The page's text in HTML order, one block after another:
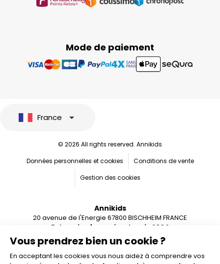
Mode de paiement
Vous prendrez bien un cookie ?
En acceptant les cookies vous nous aidez à comprendre vos
France
© 2026 All rights reserved. Annikids
Données personnelles et cookies
Conditions de vente
Gestion des cookies
Annikids
20 avenue de l'Energie 67800 BISCHHEIM FRANCE
Entreprise française depuis 2004